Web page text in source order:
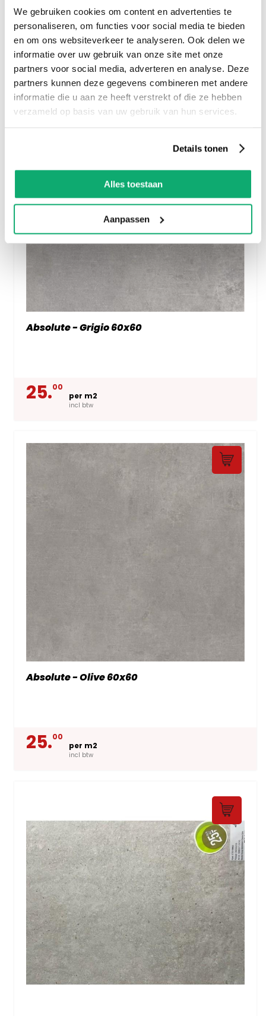
We gebruiken cookies om content en advertenties te
personaliseren, om functies voor social media te bieden
en om ons websiteverkeer te analyseren. Ook delen we
informatie over uw gebruik van onze site met onze
partners voor social media, adverteren en analyse. Deze
partners kunnen deze gegevens combineren met andere
informatie die u aan ze heeft verstrekt of die ze hebben
verzameld op basis van uw gebruik van hun services.
Details tonen
Alles toestaan
Aanpassen
25.00
per m2
incl btw
Absolute - Grigio 60x60
25.00
per m2
incl btw
Absolute - Olive 60x60
25.00
per m2
incl btw